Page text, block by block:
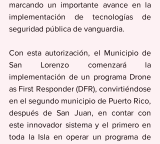
marcando un importante avance en la
implementación de tecnologías de
seguridad pública de vanguardia.
Con esta autorización, el Municipio de
San Lorenzo comenzará la
implementación de un programa Drone
as First Responder (DFR), convirtiéndose
en el segundo municipio de Puerto Rico,
después de San Juan, en contar con
este innovador sistema y el primero en
toda la Isla en operar un programa de